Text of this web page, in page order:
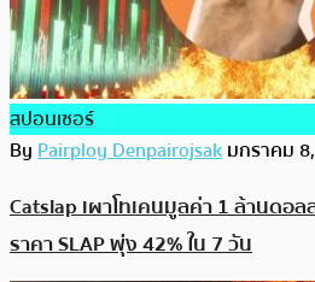
สปอนเซอร์
ByPairploy Denpairojsakมกราคม
Catslap เผาโทเคนมูลค่า 1 ล้านดอ
ราคา SLAP พุ่ง 42% ใน 7 วัน